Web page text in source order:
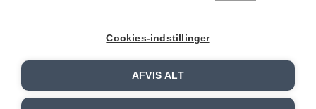
Informationer om forberedelse, deltagerliste mv
udsendes senest en måned før kursusstart.
Cookies-indstillinger
AFVIS ALT